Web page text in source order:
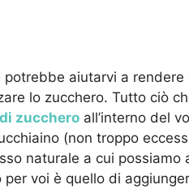
aiutarvi a
lo zucchero. Tutto ciò
zucchero all’interno del
(non troppo
naturale a cui
voi è quello di